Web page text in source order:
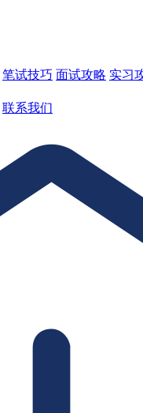
笔试技巧 面试攻略 实习
联系我们